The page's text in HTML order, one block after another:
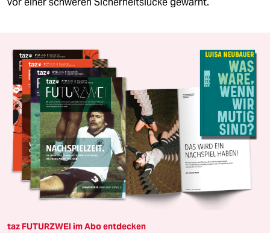
taz FUTURZWEI im Abo entdecken